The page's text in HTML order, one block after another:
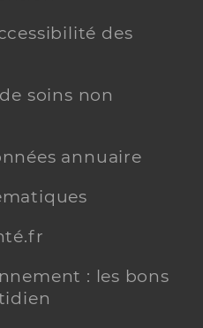
des
soins non
annuaire
: les bons